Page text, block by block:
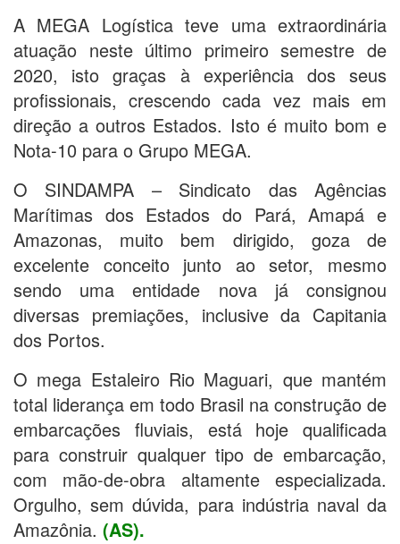
A MEGA Logística teve uma extraordinária
atuação neste último primeiro semestre de
2020, isto graças à experiência dos seus
profissionais, crescendo cada vez mais em
direção a outros Estados. Isto é muito bom e
Nota-10 para o Grupo MEGA.
O SINDAMPA – Sindicato das Agências
Marítimas dos Estados do Pará, Amapá e
Amazonas, muito bem dirigido, goza de
excelente conceito junto ao setor, mesmo
sendo uma entidade nova já consignou
diversas premiações, inclusive da Capitania
dos Portos.
O mega Estaleiro Rio Maguari, que mantém
total liderança em todo Brasil na construção de
embarcações fluviais, está hoje qualificada
para construir qualquer tipo de embarcação,
com mão-de-obra altamente especializada.
Orgulho, sem dúvida, para indústria naval da
Amazônia. (AS).